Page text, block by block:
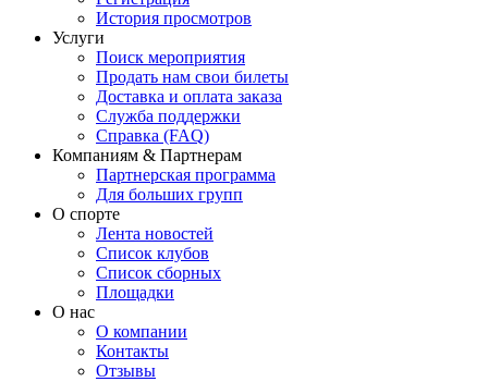
История просмотров
Услуги
Поиск мероприятия
Продать нам свои билеты
Доставка и оплата заказа
Служба поддержки
Справка (FAQ)
Компаниям & Партнерам
Партнерская программа
Для больших групп
О спорте
Лента новостей
Список клубов
Список сборных
Площадки
О нас
О компании
Контакты
Отзывы